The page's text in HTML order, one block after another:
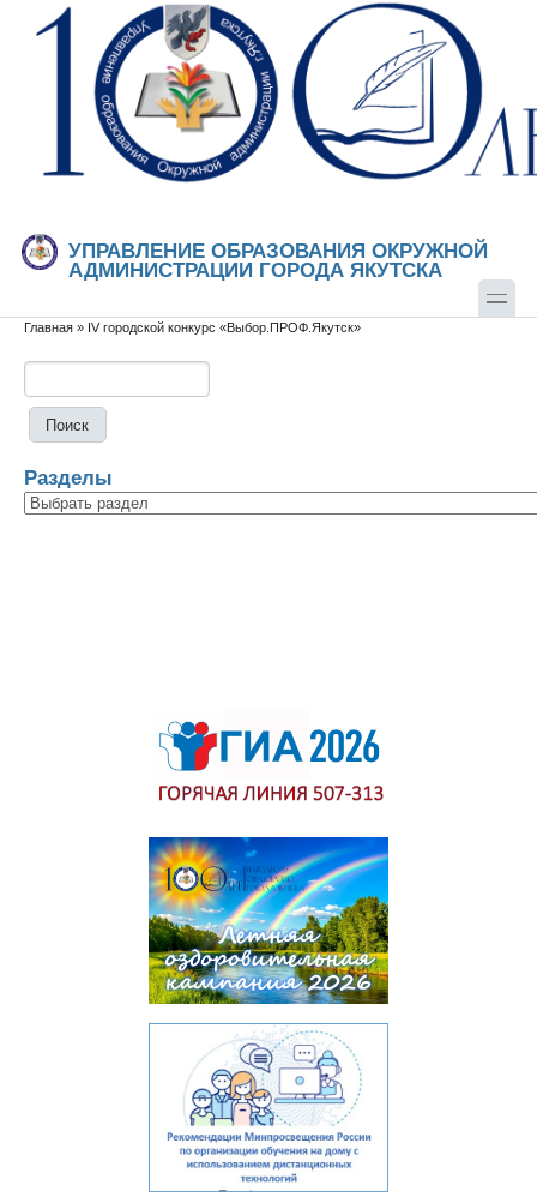
Перейти к основному содержанию
Skip to search
УПРАВЛЕНИЕ ОБРАЗОВАНИЯ ОКРУЖНОЙ
АДМИНИСТРАЦИИ ГОРОДА ЯКУТСКА
Вы здесь
Главная » IV городской конкурс «Выбор.ПРОФ.Якутск»
Разделы